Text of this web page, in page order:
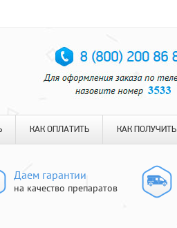
КАК ОПЛАТИТЬ КАК ПОЛУЧИТЬ
Даем гарантии
на качество препаратов